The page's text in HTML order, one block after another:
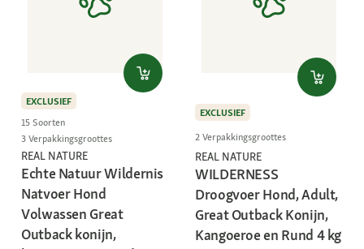
EXCLUSIEF
15 Soorten
3 Verpakkingsgroottes
REAL NATURE
Echte Natuur Wildernis
Natvoer Hond
Volwassen Great
Outback konijn,
EXCLUSIEF
2 Verpakkingsgroottes
REAL NATURE
WILDERNESS
Droogvoer Hond, Adult,
Great Outback Konijn,
Kangoeroe en Rund 4 kg